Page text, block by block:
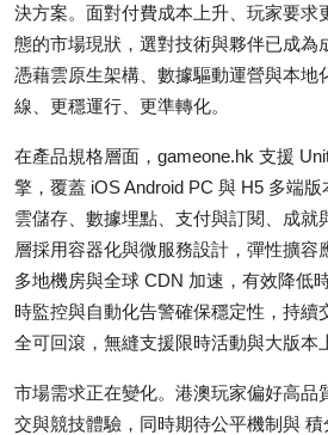
Advertise with US
Crypto
Business
Finance
Tech
Real Estate
General
決方案。面對付費成本上升、玩家要求
態的市場現狀，選對技術與夥伴已成為
憑藉雲原生架構、數據驅動運營與本地
線、更穩運行、更準轉化。
在產品規格層面，gameone.hk 支援
擎，覆蓋 iOS Android PC 與 H5 多端版
雲儲存、數據埋點、支付與訂閱、成就
層採用容器化與微服務設計，彈性擴容
多地機房與全球 CDN 加速，有效降低
時監控與自動化告警確保穩定性，持續
全可回滾，無縫支援限時活動與大版本
市場需求正在變化。港澳玩家偏好高品
交與競技體驗，同時期待公平機制與